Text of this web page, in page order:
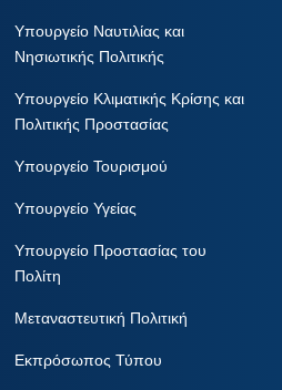
Υπουργείο Ναυτιλίας και
Νησιωτικής Πολιτικής
Υπουργείο Κλιματικής Κρίσης και
Πολιτικής Προστασίας
Υπουργείο Τουρισμού
Υπουργείο Υγείας
Υπουργείο Προστασίας του
Πολίτη
Μεταναστευτική Πολιτική
Εκπρόσωπος Τύπου